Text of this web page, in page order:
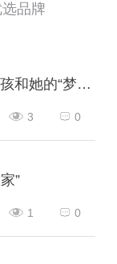
品牌
基诺浦：快门下的多巴胺 追泡泡女孩和她的“梦想家”
0
3
”
0
1